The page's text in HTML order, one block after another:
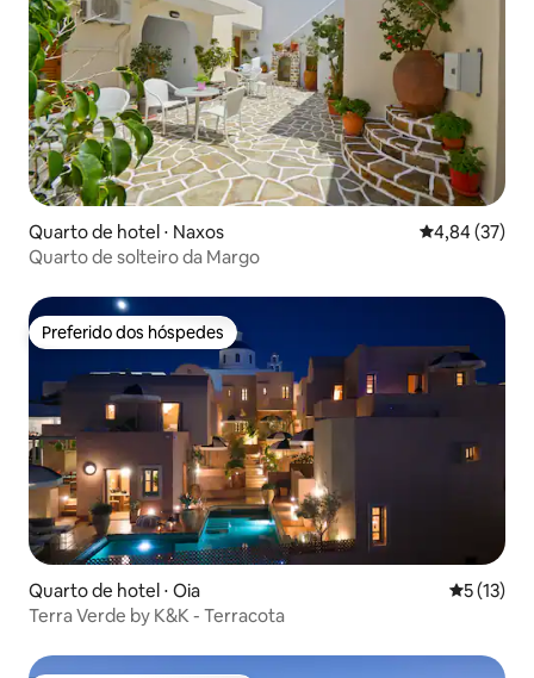
Quarto de hotel ⋅ Naxos 4,84 de uma
4,84 (37)
Quarto de solteiro da Margo
Preferido dos hóspedes
Preferido dos hóspedes
Quarto de hotel ⋅ Oia 5 de uma
5 (13)
Terra Verde by K&K - Terracota